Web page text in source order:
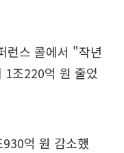
런스 콜에서 "작년
1조220억 원 줄었
억 원 감소했